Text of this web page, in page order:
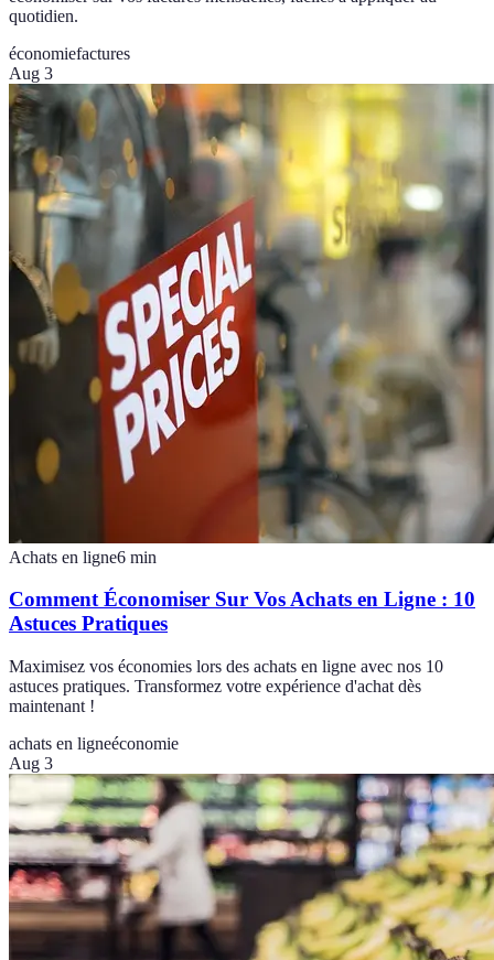
quotidien.
économiefactures
Aug 3
Achats en ligne6 min
Comment Économiser Sur Vos Achats en Ligne : 10
Astuces Pratiques
Maximisez vos économies lors des achats en ligne avec nos 10
astuces pratiques. Transformez votre expérience d'achat dès
maintenant !
achats en ligneéconomie
Aug 3